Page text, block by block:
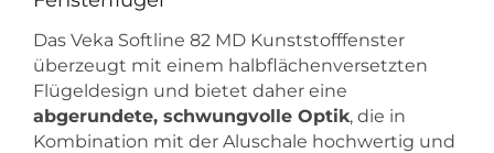
Das Veka Softline 82 MD Kunststofffenster
überzeugt mit einem halbflächenversetzten
Flügeldesign und bietet daher eine
abgerundete, schwungvolle Optik, die in
Kombination mit der Aluschale hochwertig und